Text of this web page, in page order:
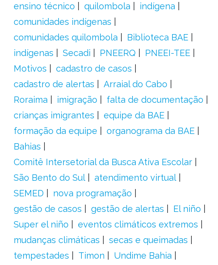
ensino técnico
quilombola
indígena
comunidades indígenas
comunidades quilombola
Biblioteca BAE
indígenas
Secadi PNEERQ
PNEEI-TEE
Motivos
cadastro de casos
cadastro de alertas
Arraial do Cabo
Roraima
imigração
falta de documentação
crianças imigrantes
equipe da BAE
formação da equipe
organograma da BAE
Bahias
Comitê Intersetorial da Busca Ativa Escolar
São Bento do Sul
atendimento virtual
SEMED
nova programação
gestão de casos
gestão de alertas
El niño
Super el niño
eventos climáticos extremos
mudanças climáticas
secas e queimadas
tempestades
Timon
Undime Bahia